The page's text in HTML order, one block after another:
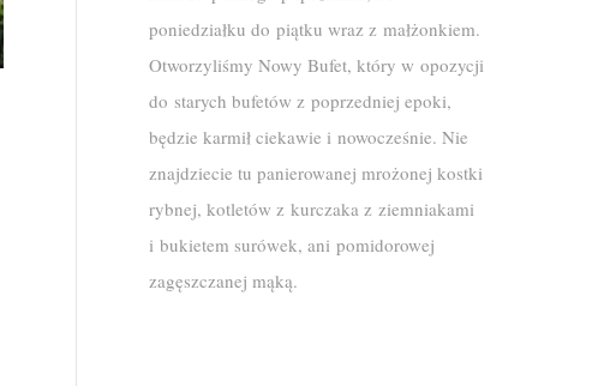
poniedziałku do piątku wraz z małżonkiem.
Otworzyliśmy Nowy Bufet, który w opozycji
do starych bufetów z poprzedniej epoki,
będzie karmił ciekawie i nowocześnie. Nie
znajdziecie tu panierowanej mrożonej kostki
rybnej, kotletów z kurczaka z ziemniakami
i bukietem surówek, ani pomidorowej
zagęszczanej mąką.